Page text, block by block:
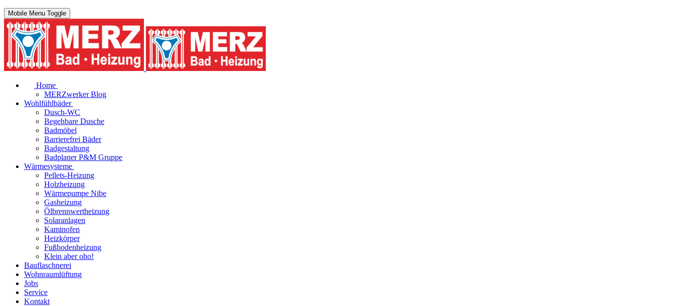
Mobile Menu Toggle
Home
MERZwerker Blog
Wohlfühlbäder
Dusch-WC
Begehbare Dusche
Badmöbel
Barrierefrei Bäder
Badgestaltung
Badplaner P&M Gruppe
Wärmesysteme
Pellets-Heizung
Holzheizung
Wärmepumpe Nibe
Gasheizung
Ölbrennwertheizung
Solaranlagen
Kaminofen
Heizkörper
Fußbodenheizung
Klein aber oho!
Bauflaschnerei
Wohnraumlüftung
Jobs
Service
Kontakt